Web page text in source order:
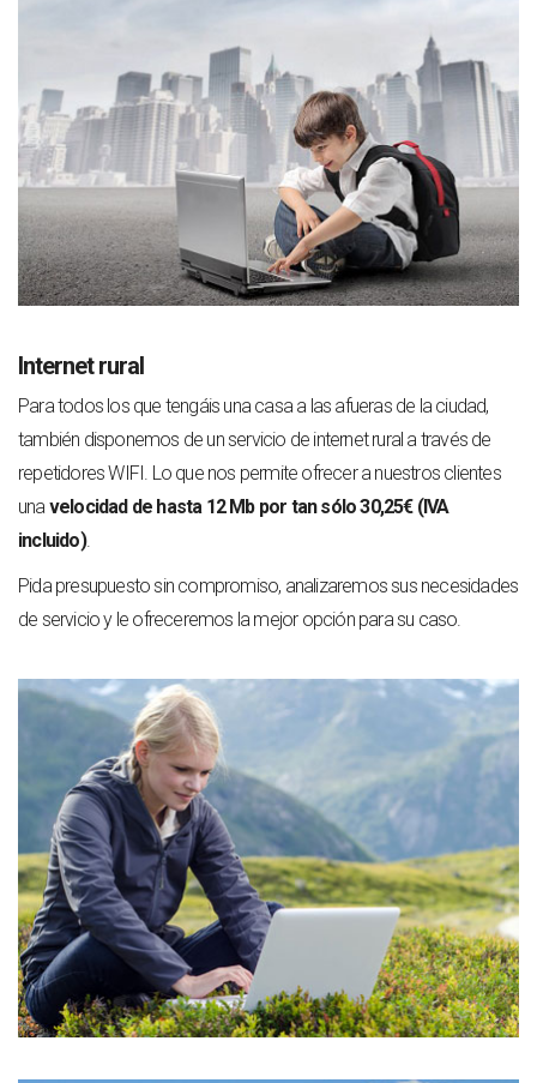
Internet rural
Para todos los que tengáis una casa a las afueras de la ciudad,
también disponemos de un servicio de internet rural a través de
repetidores WIFI. Lo que nos permite ofrecer a nuestros clientes
unavelocidad de hasta 12 Mb por tan sólo 30,25€ (IVA
incluido).
Pida presupuesto sin compromiso, analizaremos sus necesidades
de servicio y le ofreceremos la mejor opción para su caso.